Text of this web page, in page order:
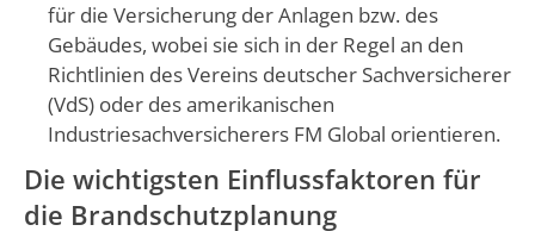
für die Versicherung der Anlagen bzw. des
Gebäudes, wobei sie sich in der Regel an den
Richtlinien des Vereins deutscher Sachversicherer
(VdS) oder des amerikanischen
Industriesachversicherers FM Global orientieren.
Die wichtigsten Einflussfaktoren für
die Brandschutzplanung